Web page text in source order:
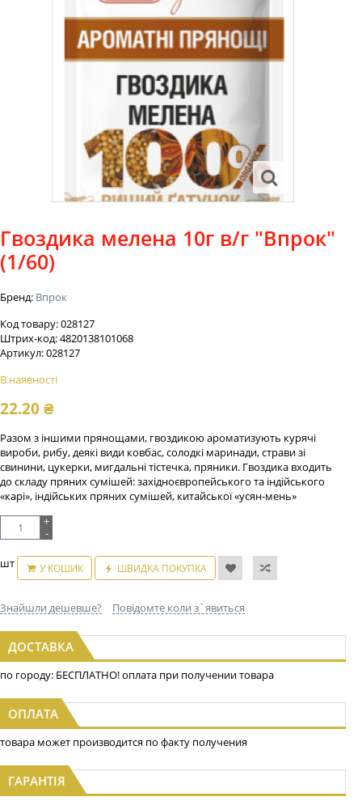
Гвоздика мелена 10г в/г "Впрок"
(1/60)
Бренд: Впрок
Код товару:028127
Штрих-код:4820138101068
Артикул:028127
В наявності
22.20₴
Разом з іншими прянощами, гвоздикою ароматизують курячі
вироби, рибу, деякі види ковбас, солодкі маринади, страви зі
свинини, цукерки, мигдальні тістечка, пряники. Гвоздика входить
до складу пряних сумішей: західноєвропейського та індійського
«карі», індійських пряних сумішей, китайської «усян-мень»
+
-
шт У КОШИК ШВИДКА ПОКУПКА
Знайшли дешевше? Повідомте коли з`явиться
ДОСТАВКА
по городу: БЕСПЛАТНО! оплата при получении товара
ОПЛАТА
товара может производится по факту получения
ГАРАНТІЯ